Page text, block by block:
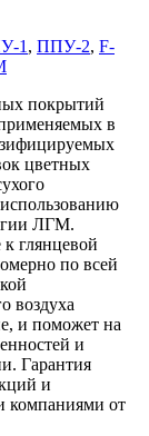
1 , ППУ-2, F-
покрытий
в
цветных
ЛГМ.
к глянцевой
по всей
воздуха
и поможет на
и
Гарантия
и
компаниями от